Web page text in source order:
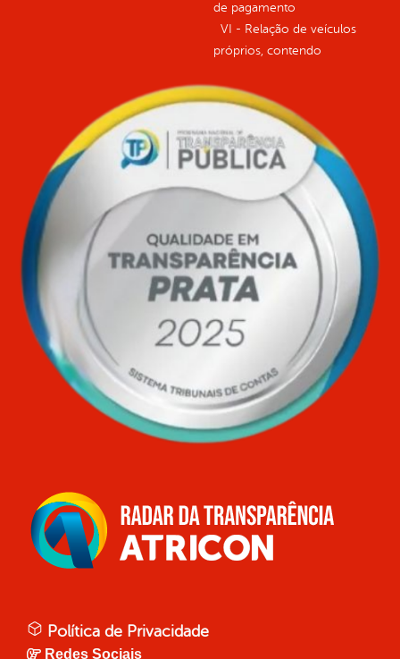
de pagamento
VI - Relação de veículos
próprios, contendo
Política de Privacidade
Redes Sociais